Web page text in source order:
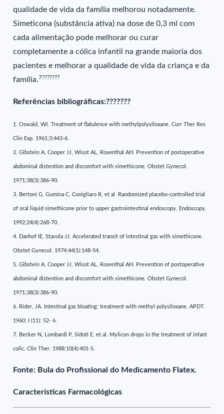
qualidade de vida da família melhorou notadamente.
Simeticona (substância ativa) na dose de 0,3 ml com
cada alimentação pode melhorar ou curar
completamente a cólica infantil na grande maioria dos
pacientes e melhorar a qualidade de vida da criança e da
família.7???????
Referências bibliográficas:???????
1. Oswald, WJ. Treatment of flatulence with methylpolysiloxane. Curr Ther Res
Clin Exp. 1961;3:443-6.
2. Gibstein A, Cooper JJ, Wisot AL, Rosenthal AH. Prevention of postoperative
abdominal distention and discomfort with simethicone. Obstet Gynecol.
1971;38(3):386-90.
3. Bertoni G, Gumina C, Conigliaro R, et al. Randomized placebo-controlled trial
of oral liquid simethicone prior to upper gastrointestinal endoscopy. Endoscopy.
1992;24(4):268-70.
4. Danhof IE, Stavola JJ. Accelerated transit of intestinal gas with simethicone.
Obstet Gynecol. 1974;44(1):148-54.
5. Gibstein A, Cooper JJ, Wisot AL, Rosenthal AH. Prevention of postoperative
abdominal distention and discomfort with simethicone. Obstet Gynecol.
1971;38(3):386-90.
6. Rider, JA. Intestinal gas bloating: treatment with methyl polysiloxane. APDT.
1960; I (11): 52- 6.
7. Becker N, Lombardi P, Sidoti E, et al. Mylicon drops in the treatment of infant
colic. Clin Ther. 1988;10(4):401-5.
Fonte: Bula do Profissional do Medicamento Flatex.
Características Farmacológicas